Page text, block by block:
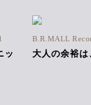
ッ
B.R.MALL
大人の余裕